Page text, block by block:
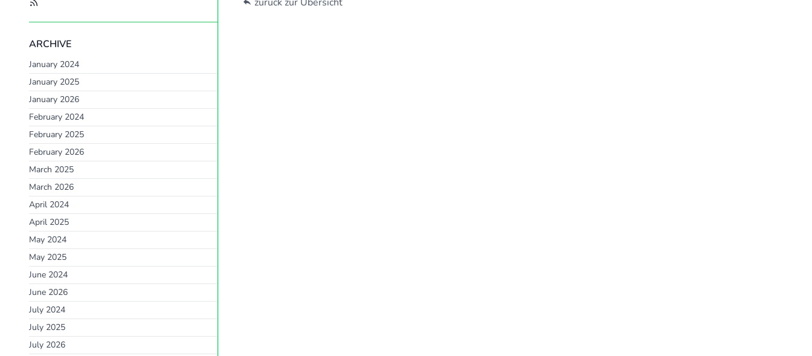
ARCHIVE
January 2024
January 2025
January 2026
February 2024
February 2025
February 2026
March 2025
March 2026
April 2024
April 2025
May 2024
May 2025
June 2024
June 2026
July 2024
July 2025
July 2026